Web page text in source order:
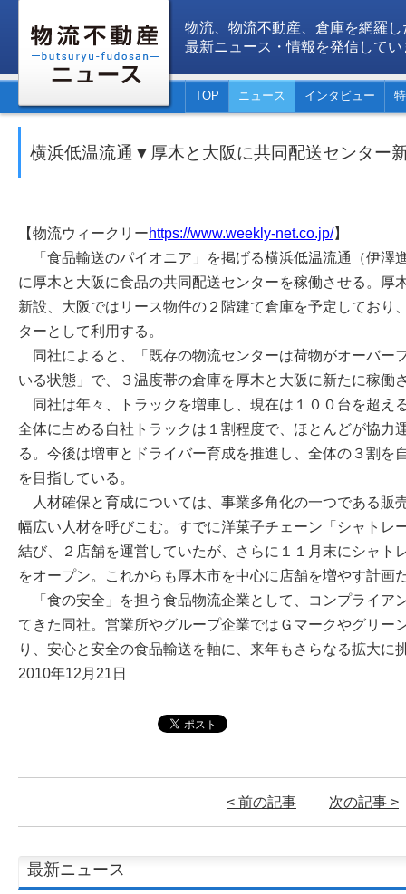
物流、物流不動産、倉庫を網羅し
最新ニュース・情報を発信してい
TOP ニュース インタビュー
横浜低温流通▼厚木と大阪に共同配送センター
【物流ウィークリーhttps://www.weekly-net.co.jp/】
「食品輸送のパイオニア」を掲げる横浜低温流通（伊澤
に厚木と大阪に食品の共同配送センターを稼働させる。厚
新設、大阪ではリース物件の２階建て倉庫を予定しており
ターとして利用する。
同社によると、「既存の物流センターは荷物がオーバー
いる状態」で、３温度帯の倉庫を厚木と大阪に新たに稼働
同社は年々、トラックを増車し、現在は１００台を超え
全体に占める自社トラックは１割程度で、ほとんどが協力
る。今後は増車とドライバー育成を推進し、全体の３割を
を目指している。
人材確保と育成については、事業多角化の一つである販
幅広い人材を呼びこむ。すでに洋菓子チェーン「シャトレ
結び、２店舗を運営していたが、さらに１１月末にシャト
をオープン。これからも厚木市を中心に店舗を増やす計画
「食の安全」を担う食品物流企業として、コンプライア
てきた同社。営業所やグループ企業ではＧマークやグリー
り、安心と安全の食品輸送を軸に、来年もさらなる拡大に
2010年12月21日
< 前の記事 次の記事 >
最新ニュース